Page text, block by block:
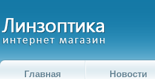
Главная Новости